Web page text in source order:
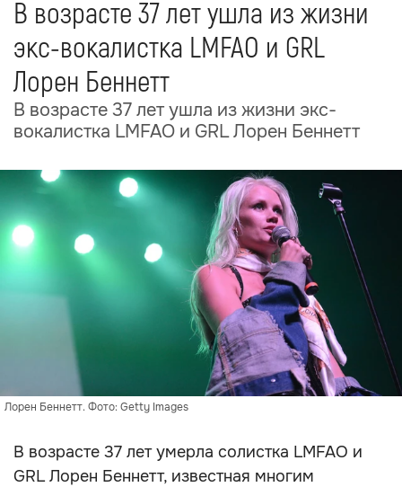
В возрасте 37 лет ушла из жизни
экс-вокалистка LMFAO и GRL
Лорен Беннетт
В возрасте 37 лет ушла из жизни экс-
вокалистка LMFAO и GRL Лорен Беннетт
Лорен Беннетт. Фото: Getty Images
В возрасте 37 лет умерла солистка LMFAO и
GRL Лорен Беннетт, известная многим